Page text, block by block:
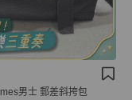
男士 郵差斜挎包